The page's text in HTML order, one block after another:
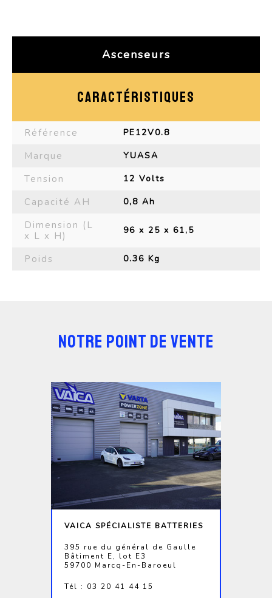
Ascenseurs
CARACTÉRISTIQUES
Référence PE12V0.8
Marque YUASA
Tension 12 Volts
Capacité AH 0,8 Ah
Dimension (L
x L x H)
96 x 25 x 61,5
Poids 0.36 Kg
NOTRE POINT DE VENTE
VAICA SPÉCIALISTE BATTERIES
395 rue du général de Gaulle
Bâtiment E, lot E3
59700 Marcq-En-Baroeul
Tél : 03 20 41 44 15